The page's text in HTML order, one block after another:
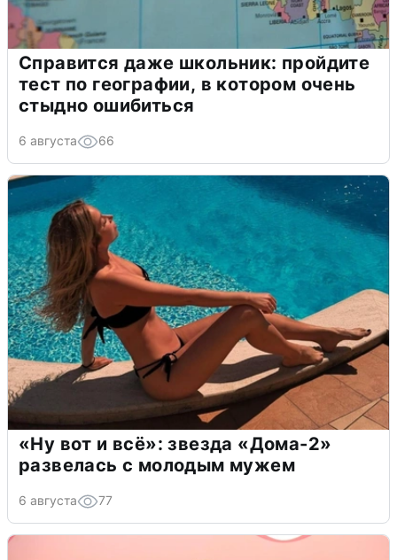
Справится даже школьник: пройдите
тест по географии, в котором очень
стыдно ошибиться
6 августа 66
«Ну вот и всё»: звезда «Дома-2»
развелась с молодым мужем
6 августа 77